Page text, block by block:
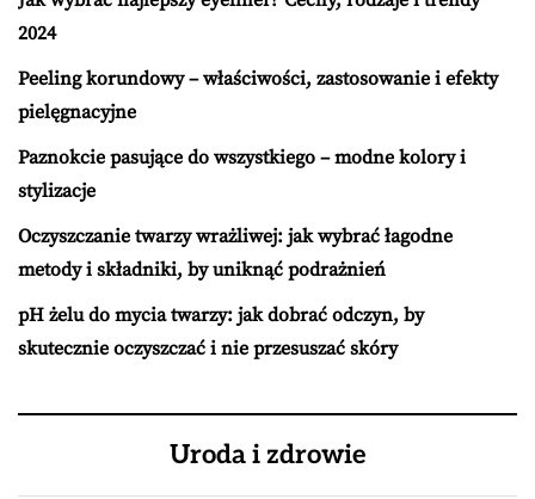
2024
Peeling korundowy – właściwości, zastosowanie i efekty
pielęgnacyjne
Paznokcie pasujące do wszystkiego – modne kolory i
stylizacje
Oczyszczanie twarzy wrażliwej: jak wybrać łagodne
metody i składniki, by uniknąć podrażnień
pH żelu do mycia twarzy: jak dobrać odczyn, by
skutecznie oczyszczać i nie przesuszać skóry
Uroda i zdrowie